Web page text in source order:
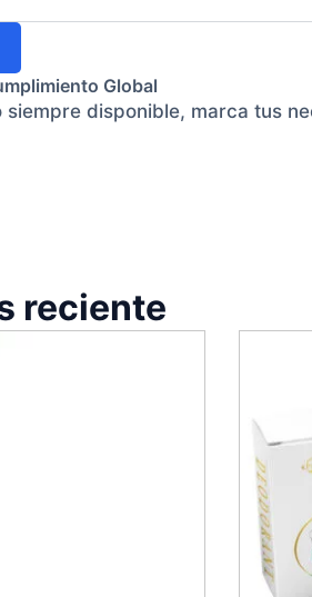
Global
disponible, marca tus
reciente